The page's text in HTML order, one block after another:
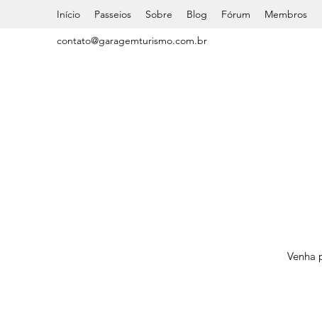
Início Passeios Sobre Blog Fórum Membros
contato@garagemturismo.com.br
Venha